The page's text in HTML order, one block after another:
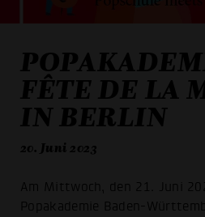
FÊTE DE LA
IN BERLIN
20. Juni 2023
Am Mittwoch, den 21. Juni
Popakademie Baden-